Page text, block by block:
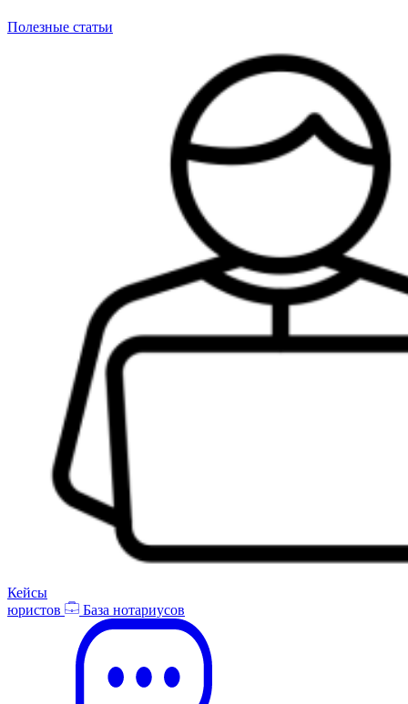
Полезные статьи
Кейсы
юристов
База нотариусов